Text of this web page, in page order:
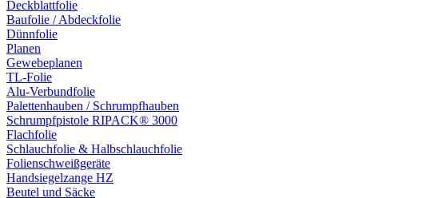
Deckblattfolie
Baufolie / Abdeckfolie
Dünnfolie
Planen
Gewebeplanen
TL-Folie
Alu-Verbundfolie
Palettenhauben / Schrumpfhauben
Schrumpfpistole RIPACK® 3000
Flachfolie
Schlauchfolie & Halbschlauchfolie
Folienschweißgeräte
Handsiegelzange HZ
Beutel und Säcke